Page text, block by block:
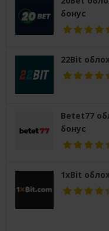
бонус
22Bit
Betet77
бонус
1xBit